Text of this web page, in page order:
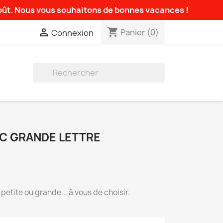
Nous vous souhaitons de bonnes vacances !
 Connexion shopping_cart Panier (0)
GRANDE LETTRE
ou grande... à vous de choisir.